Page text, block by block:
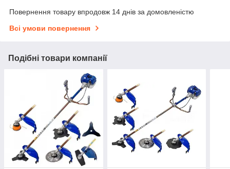
Повернення товару впродовж 14 днів за домовленістю
Всі умови повернення
Подібні товари компанії